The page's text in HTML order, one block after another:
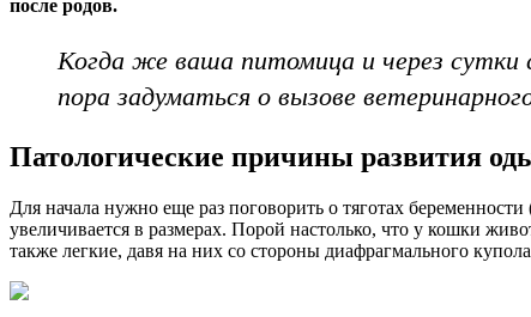
после родов.
Когда же ваша питомица и через сутки
пора задуматься о вызове
Патологические причины развития
Для начала нужно еще раз поговорить о тяготах
увеличивается в размерах. Порой настолько, что у кошки
также легкие, давя на них со стороны диафрагмального